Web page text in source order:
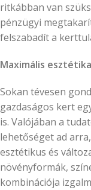
ritkábban van
pénzügyi
felszabadít a
Maximális
Sokan tévesen
gazdaságos kert
is. Valójában a
lehetőséget ad
esztétikus és
növényformák,
kombinációja